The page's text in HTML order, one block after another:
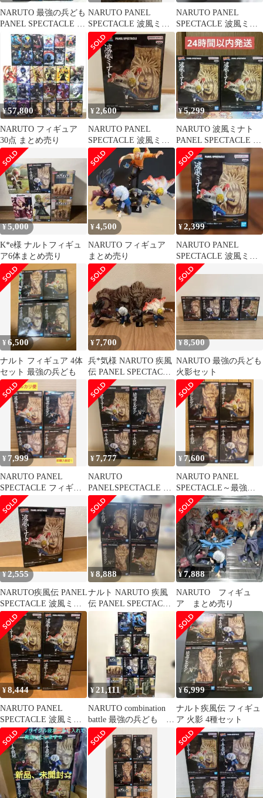
NARUTO 最強の兵ども
PANEL SPECTACLE フ
ィギュア セット
NARUTO PANEL
SPECTACLE 波風ミナ
ト 最強の兵ども
NARUTO PANEL
SPECTACLE 波風ミナ
ト 最強の兵ども
¥57,800
NARUTO フィギュア
30点 まとめ売り
¥2,600
NARUTO PANEL
SPECTACLE 波風ミナ
ト 最強の兵ども
¥5,299
NARUTO 波風ミナト
PANEL SPECTACLE フ
ィギュア ②
¥5,000
K*e様 ナルトフィギュ
ア6体まとめ売り
¥4,500
NARUTO フィギュア
まとめ売り
¥2,399
NARUTO PANEL
SPECTACLE 波風ミナ
ト
¥6,500
ナルト フィギュア 4体
セット 最強の兵ども
¥7,700
兵*気様 NARUTO 疾風
伝 PANEL SPECTACLE
最強の兵ども フィ
¥8,500
NARUTO 最強の兵ども
火影セット
¥ 7,999
NARUTO PANEL
SPECTACLE フィギュ
ア 4種セット
¥7,777
NARUTO
PANELSPECTACLE ・
フィグライフフィギュ
ア 4体セット
¥ 7,600
NARUTO PANEL
SPECTACLE～最強の
兵ども～ ４種
¥2,555
NARUTO疾風伝 PANEL
SPECTACLE 波風ミナ
ト フィギュア
¥8,888
ナルト NARUTO 疾風
伝 PANEL SPECTACLE
フィギュア 4種
¥7,888
NARUTO フィギュ
ア まとめ売り
¥8,444
NARUTO PANEL
SPECTACLE 波風ミナ
ト4体セット
¥21,111
NARUTO combination
battle 最強の兵ども フ
ィグライフ
¥6,999
ナルト疾風伝 フィギュ
ア 火影 4種セット